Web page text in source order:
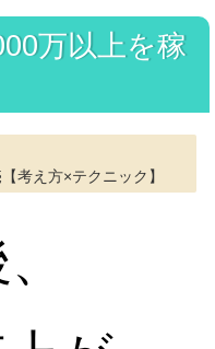
万以上を稼
考え方×テクニック】